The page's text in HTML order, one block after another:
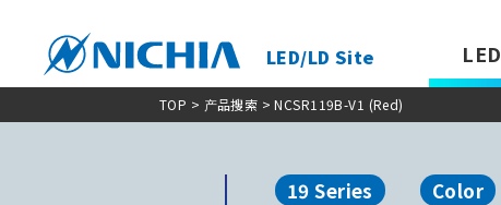
LED/LD Site LED
TOP > 产品搜索 > NCSR119B-V1 (Red)
19 Series Color